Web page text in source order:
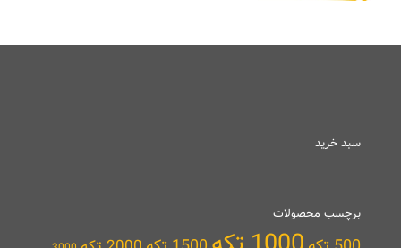
سبد خرید
برچسب محصولات